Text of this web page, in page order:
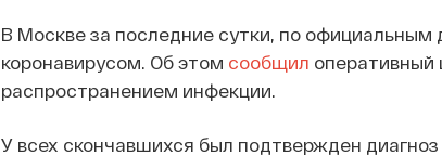
В Москве за последние сутки, по
коронавирусом. Об этом сообщил оперативный
распространением инфекции.
У всех скончавшихся был подтвержден